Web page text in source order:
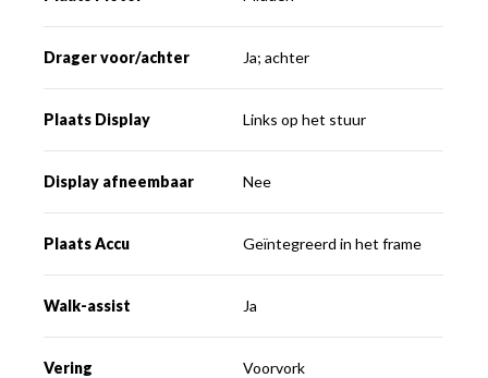
Drager voor/achter Ja; achter
Plaats Display Links op het stuur
Display afneembaar Nee
Plaats Accu Geïntegreerd in het frame
Walk-assist Ja
Vering Voorvork